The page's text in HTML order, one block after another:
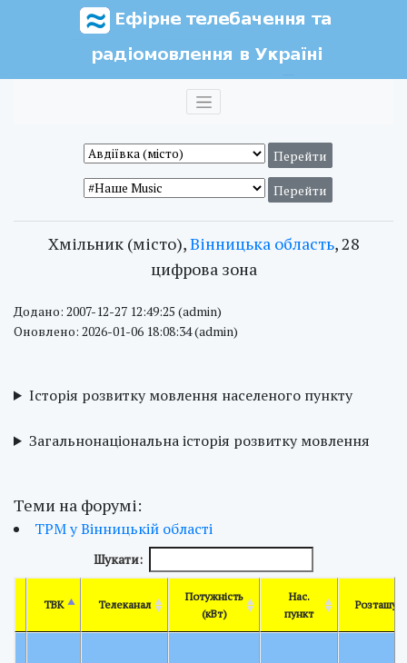
Хмільник (місто),Вінницька область, 28
цифрова зона
Додано: 2007-12-27 12:49:25 (admin)
Оновлено: 2026-01-06 18:08:34 (admin)
Історія розвитку мовлення населеного пункту
Загальнонаціональна історія розвитку мовлення
Теми на форумі:
ТРМ у Вінницькій області
Шукати:
ТВК Телеканал
Потужність
(кВт)
Нас.
пункт